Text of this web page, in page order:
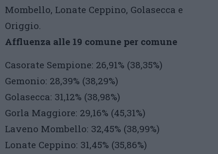
Mombello, Lonate Ceppino, Golasecca e
Origgio.
Affluenza alle 19 comune per comune
Casorate Sempione: 26,91% (38,35%)
Gemonio: 28,39% (38,29%)
Golasecca: 31,12% (38,98%)
Gorla Maggiore: 29,16% (45,31%)
Laveno Mombello: 32,45% (38,99%)
Lonate Ceppino: 31,45% (35,86%)